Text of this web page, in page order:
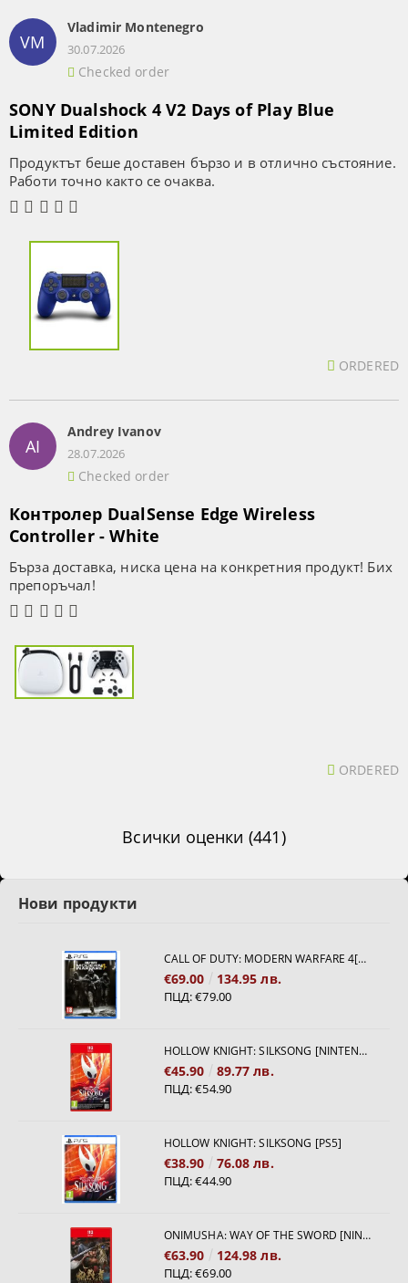
VM
Vladimir Montenegro
30.07.2026
Checked order
SONY Dualshock 4 V2 Days of Play Blue
Limited Edition
Продуктът беше доставен бързо и в отлично състояние.
Работи точно както се очаква.
ORDERED
AI
Andrey Ivanov
28.07.2026
Checked order
Контролер DualSense Edge Wireless
Controller - White
Бърза доставка, ниска цена на конкретния продукт! Бих
препоръчал!
ORDERED
Всички оценки (441)
Нови продукти
CALL OF DUTY: MODERN WARFARE 4[PS5]
€69.00 134.95 лв.
ПЦД:€79.00
HOLLOW KNIGHT: SILKSONG [NINTENDO SWITCH 2]
€45.90 89.77 лв.
ПЦД:€54.90
HOLLOW KNIGHT: SILKSONG [PS5]
€38.90 76.08 лв.
ПЦД:€44.90
ONIMUSHA: WAY OF THE SWORD [NINTENDO SWITCH 2]
€63.90 124.98 лв.
ПЦД:€69.00